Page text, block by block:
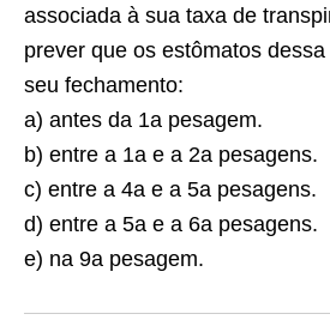
associada à sua taxa de
prever que os estômatos
seu fechamento:
a) antes da 1a pesagem.
b) entre a 1a e a 2a pesagens.
c) entre a 4a e a 5a pesagens.
d) entre a 5a e a 6a pesagens.
e) na 9a pesagem.